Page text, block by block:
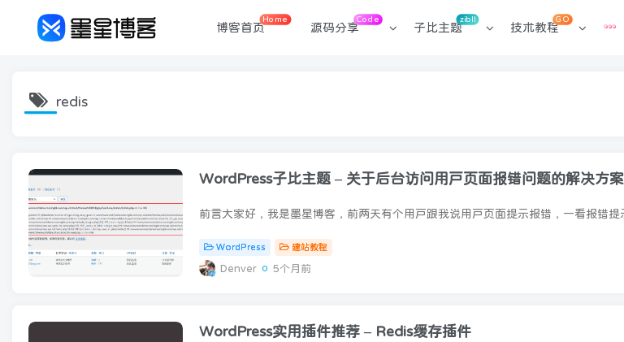
博客首页
Home
源码分享
Code
子比主题
zibll
技术教程
GO
redis
WordPress子比主题 – 关于后台访问用户页面报错问题的解决方案
WordPress 建站教程
Denver 5个月前
WordPress实用插件推荐 – Redis缓存插件